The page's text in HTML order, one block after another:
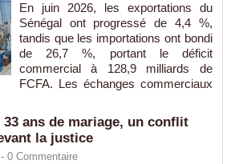
En juin 2026, les exportations du
Sénégal ont progressé de 4,4 %,
tandis que les importations ont bondi
de 26,7 %, portant le déficit
commercial à 128,9 milliards de
FCFA. Les échanges commerciaux
33 ans de mariage, un conflit
la justice
0 Commentaire